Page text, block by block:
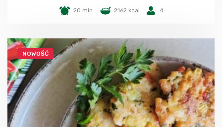
20 min. 2162 kcal 4
NOWOŚĆ